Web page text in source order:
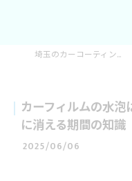
埼玉のカーコーティングならPOLARIS カーコーティング
カーフィルムの水
に消える期間の知識
2025/06/06